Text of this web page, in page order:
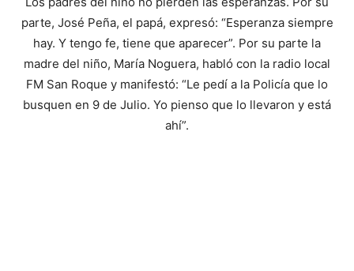
parte, José Peña, el papá, expresó: “Esperanza siempre
hay. Y tengo fe, tiene que aparecer”. Por su parte la
madre del niño, María Noguera, habló con la radio local
FM San Roque y manifestó: “Le pedí a la Policía que lo
busquen en 9 de Julio. Yo pienso que lo llevaron y está
ahí”.